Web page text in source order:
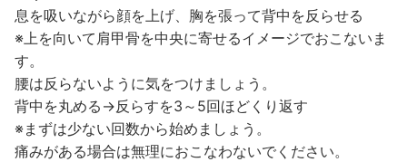
息を吸いながら顔を上げ、胸を張って背中を反らせる
※上を向いて肩甲骨を中央に寄せるイメージでおこないま
す。
腰は反らないように気をつけましょう。
背中を丸める→反らすを3～5回ほどくり返す
※まずは少ない回数から始めましょう。
痛みがある場合は無理におこなわないでください。